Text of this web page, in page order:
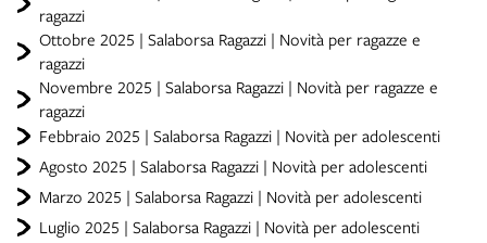
ragazzi
Ottobre 2025 | Salaborsa Ragazzi | Novità per ragazze e
ragazzi
Novembre 2025 | Salaborsa Ragazzi | Novità per ragazze e
ragazzi
Febbraio 2025 | Salaborsa Ragazzi | Novità per adolescenti
Agosto 2025 | Salaborsa Ragazzi | Novità per adolescenti
Marzo 2025 | Salaborsa Ragazzi | Novità per adolescenti
Luglio 2025 | Salaborsa Ragazzi | Novità per adolescenti